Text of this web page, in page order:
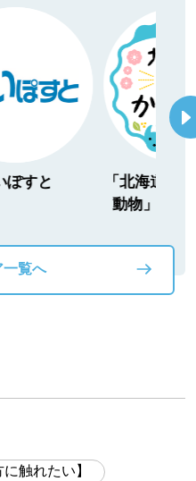
すと
「北海道３大
動物」プロジ
一覧へ
触れたい】